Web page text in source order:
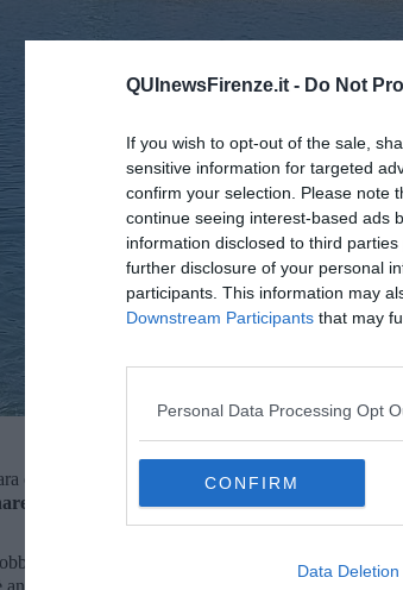
QUInewsFirenze.it - Do Not
If you wish to opt-out of the sale,
sensitive information for targeted
confirm your selection. Please note
continue seeing interest-based ads
information disclosed to third
further disclosure of your personal
participants. This information may
Downstream Participants that may
Personal Data Processing Opt
CONFIRM
Data Deletion
Il primo tuffo di Chiara
è stato un percorso non sempre facile, ma grazie
del Meyer
e alla costante e amorevole presenza
cercare di garantire ai nostri figli è
una
anche vicepresidente dell’Aisicc, l’associazione